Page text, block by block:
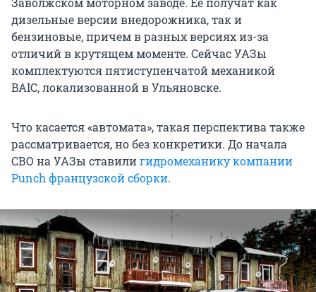
дизельные версии внедорожника, так и
бензиновые, причем в разных версиях из-за
отличий в крутящем моменте. Сейчас УАЗы
комплектуются пятиступенчатой механикой
BAIC, локализованной в Ульяновске.
Что касается «автомата», такая перспектива также
рассматривается, но без конкретики. До начала
СВО на УАЗы ставилигидромеханику компании
Punch французской сборки.